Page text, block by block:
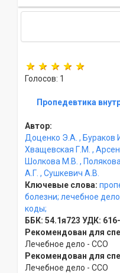
Голосов: 1
Пропедевтика
Автор:
Доценко Э.А. , Бураков
Хващевская Г.М. ,
Шолкова М.В. ,
А.Г. , Сушкевич А.В.
Ключевые слова:
болезни; лечебное
коды;
ББК: 54.1я723 УДК:
Рекомендован для
Лечебное дело - ССO
Рекомендован для
Лечебное дело - ССO